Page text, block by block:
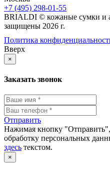
+7 (495) 298-01-55
BRIALDI © кожаные сумки и
защищены 2026 г.
Политика
Вверх
×
Заказать звонок
Отправить
Нажимая кнопку
обработку персональных
здесь текстом.
×